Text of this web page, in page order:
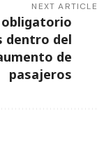
NEXT ARTICLE
obligatorio
dentro del
de
pasajeros